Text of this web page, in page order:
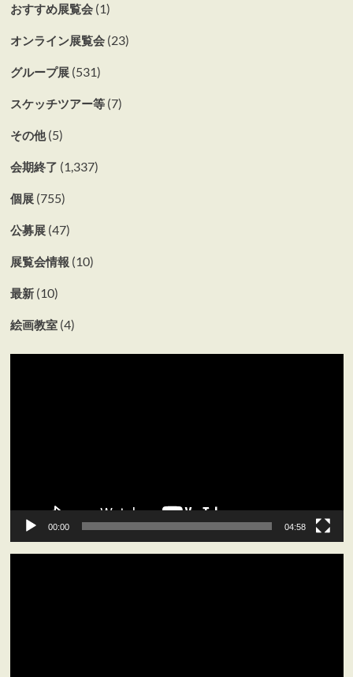
おすすめ展覧会(1)
オンライン展覧会(23)
グループ展(531)
スケッチツアー等(7)
その他(5)
会期終了 (1,337)
個展(755)
公募展(47)
展覧会情報 (10)
最新(10)
絵画教室(4)
00:00 04:58